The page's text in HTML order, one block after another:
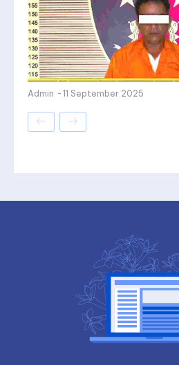
Admin - 11 September 2025